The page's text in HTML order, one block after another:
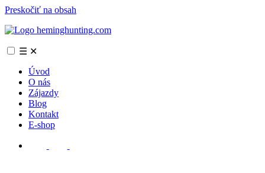
Preskočiť na obsah
☰ ✕
Úvod
O nás
Zájazdy
Blog
Kontakt
E-shop